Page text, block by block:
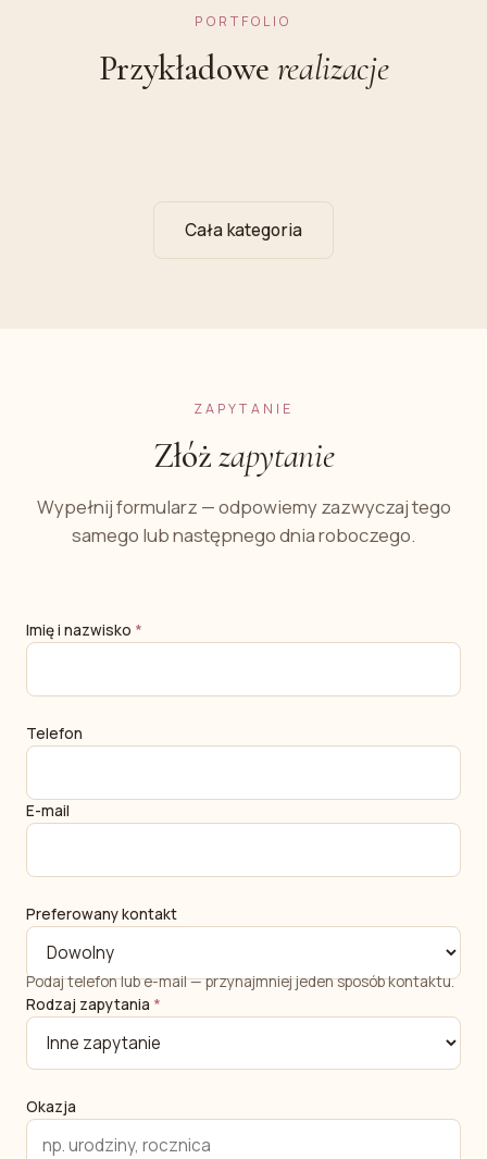
PORTFOLIO
Przykładowe realizacje
Cała kategoria
ZAPYTANIE
Złóżzapytanie
Wypełnij formularz — odpowiemy zazwyczaj tego
samego lub następnego dnia roboczego.
Imię i nazwisko *
Telefon
E-mail
Preferowany kontakt
Podaj telefon lub e-mail — przynajmniej jeden sposób kontaktu.
Rodzaj zapytania *
Okazja